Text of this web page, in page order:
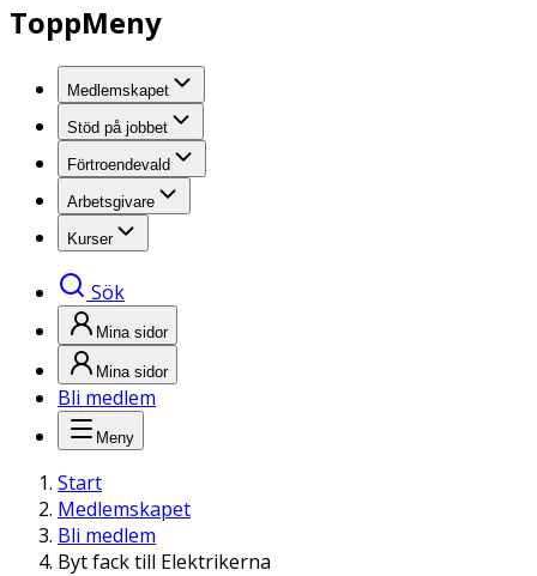
ToppMeny
Medlemskapet
Stöd på jobbet
Förtroendevald
Arbetsgivare
Kurser
Sök
Mina sidor
Mina sidor
Bli medlem
Meny
Start
Medlemskapet
Bli medlem
Byt fack till Elektrikerna